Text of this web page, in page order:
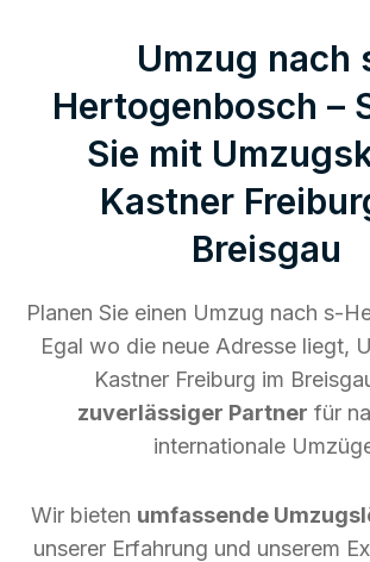
Umzug nach
Hertogenbosch –
Sie mit
Kastner
Breisgau
Planen Sie einen Umzug nach s-
Egal wo die neue Adresse liegt,
Kastner Freiburg im
zuverlässiger Partner für
internationale
Wir bieten umfassende
unserer Erfahrung und unserem